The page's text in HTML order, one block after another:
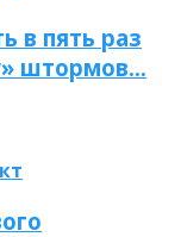
в пять раз
штормов…